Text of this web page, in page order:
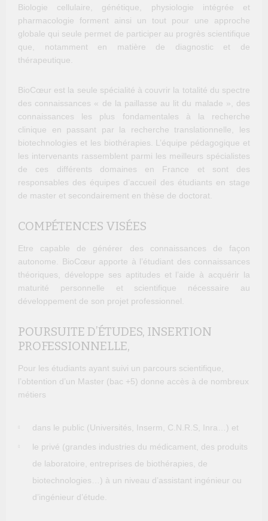
Biologie cellulaire, génétique, physiologie intégrée et
pharmacologie forment ainsi un tout pour une approche
globale qui seule permet de participer au progrès scientifique
que, notamment en matière de diagnostic et de
thérapeutique.
BioCœur est la seule spécialité à couvrir la totalité du spectre
des connaissances « de la paillasse au lit du malade », des
connaissances les plus fondamentales à la recherche
clinique en passant par la recherche translationnelle, les
biotechnologies et les biothérapies. L’équipe pédagogique et
les intervenants rassemblent parmi les meilleurs spécialistes
de ces différents domaines en France et sont des
responsables des équipes d’accueil des étudiants en stage
de master et secondairement en thèse de doctorat.
COMPÉTENCES VISÉES
Etre capable de générer des connaissances de façon
autonome. BioCœur apporte à l’étudiant des connaissances
théoriques, développe ses aptitudes et l’aide à acquérir la
maturité personnelle et scientifique nécessaire au
développement de son projet professionnel.
POURSUITE D’ÉTUDES, INSERTION
PROFESSIONNELLE,
Pour les étudiants ayant suivi un parcours scientifique,
l’obtention d’un Master (bac +5) donne accès à de nombreux
métiers
dans le public (Universités, Inserm, C.N.R.S, Inra…) et
le privé (grandes industries du médicament, des produits
de laboratoire, entreprises de biothérapies, de
biotechnologies…) à un niveau d’assistant ingénieur ou
d’ingénieur d’étude.